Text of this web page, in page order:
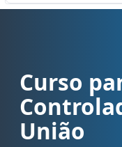
Curso para concurso
Curso
União